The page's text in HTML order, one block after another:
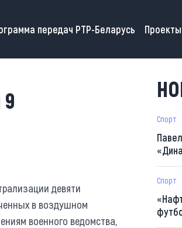
передач РТР-Беларусь Проекты
девяти
в воздушном
военного ведомства,
Спорт
Спорт